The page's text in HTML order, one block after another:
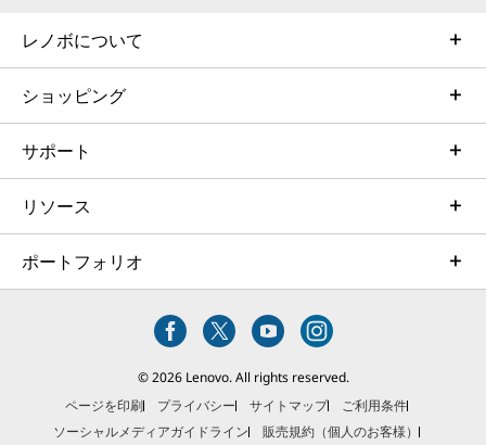
ビジネスを支える耐久性
ThinkPad ノートパソコンの信頼性と耐久性のバ
ランスを実現するため、米国国防総省のMIL-
STD-810H規格を採用しています。12の基準、26
マイクロホン/ヘッドホン・コンボ・ジャック
ワイヤレスWAN*
ワイヤレスLAN
Wi-Fi 7対応 (IEEE802.11 be/ax/ac/a/b/g/n準拠)
v5.4
オーディオ機能
Dolby Atmos、Elevoc Voice
レノボについて
ショッピング
サポート
リソース
ポートフォリオ
© 2026 Lenovo. All rights reserved.
ページを印刷
プライバシー サイトマップ
ご利用条件
ソーシャルメディアガイドライン
販売規約（個人のお客様）